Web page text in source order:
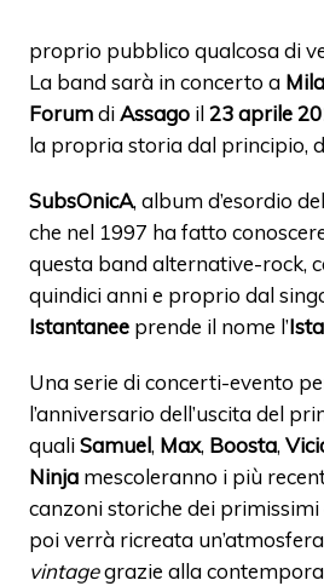
proprio pubblico qualcosa di
La band sarà in concerto a
ForumdiAssago il23 aprile
la propria storia dal principio,
SubsOnicA, album d’esordio
che nel 1997 ha fatto
questa band alternative-rock,
quindici anni e proprio dal
Istantanee prende il nome l’
Una serie di concerti-evento
l’anniversario dell’uscita del
qualiSamuel, Max, Boosta,
Ninja mescoleranno i più
canzoni storiche dei
poi verrà ricreata
vintagegrazie alla